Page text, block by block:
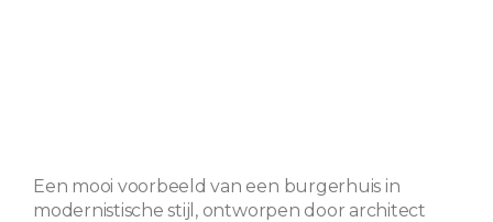
Een mooi voorbeeld van een burgerhuis in
modernistische stijl, ontworpen door architect